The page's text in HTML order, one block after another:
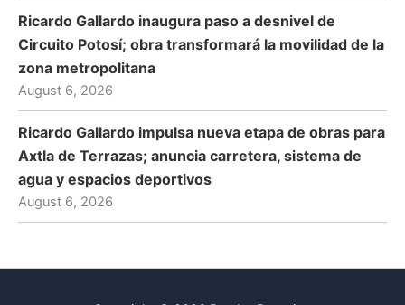
Ricardo Gallardo inaugura paso a desnivel de
Circuito Potosí; obra transformará la movilidad de la
zona metropolitana
August 6, 2026
Ricardo Gallardo impulsa nueva etapa de obras para
Axtla de Terrazas; anuncia carretera, sistema de
agua y espacios deportivos
August 6, 2026